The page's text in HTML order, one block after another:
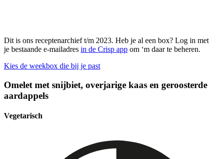
Dit is ons receptenarchief t/m 2023. Heb je al een box? Log in met
je bestaande e-mailadres in de Crisp app om ‘m daar te beheren.
Kies de weekbox die bij je past
Omelet met snijbiet, overjarige kaas en geroosterde
aardappels
Vegetarisch